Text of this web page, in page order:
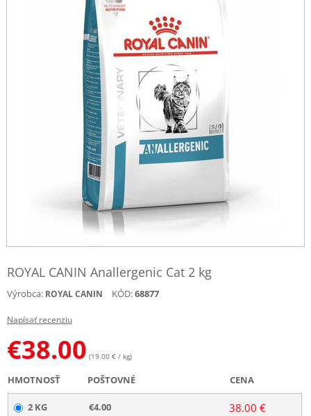
ROYAL CANIN Anallergenic Cat 2 kg
Výrobca: ROYAL CANIN KÓD:68877
Napísať recenziu
€38.00 (19.00 € / kg)
HMOTNOSŤ POŠTOVNÉ CENA
2 KG €4.00 38.00 €